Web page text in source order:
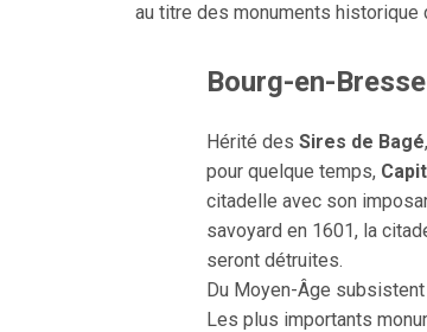
au titre des monuments historique
Bourg-en-Bresse
Hérité des Sires de Bagé
pour quelque temps,
citadelle avec son
savoyard en 1601, la
seront détruites.
Du Moyen-Âge
Les plus importants